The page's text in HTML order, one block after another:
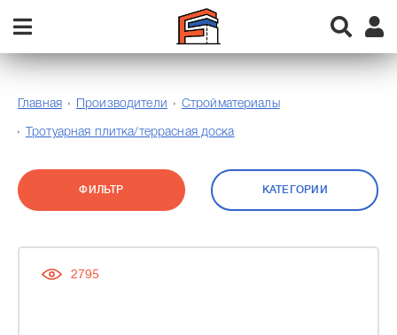
Главная Производители Стройматериалы
Тротуарная плитка/террасная доска
ФИЛЬТР КАТЕГОРИИ
2795